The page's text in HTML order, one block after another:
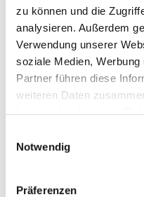
zu können und die
analysieren. Außerdem
Verwendung unserer
soziale Medien,
Partner führen diese
weiteren Daten
Notwendig
Präferenzen